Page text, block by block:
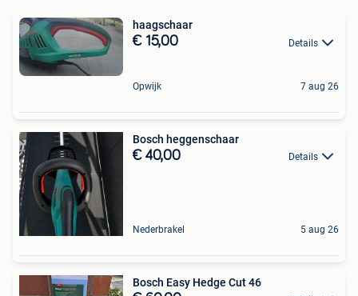
haagschaar
€ 15,00 Details
Opwijk 7 aug 26
Bosch heggenschaar
€ 40,00 Details
Nederbrakel 5 aug 26
Bosch Easy Hedge Cut 46